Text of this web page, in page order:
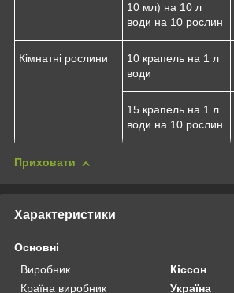
10 мл) на 10 л
води на 10 рослин
Кімнатні рослини
10 крапель на 1 л
води
15 крапель на 1 л
води на 10 рослин
Приховати
Характеристики
Основні
Виробник
Кіссон
Країна виробник
Україна